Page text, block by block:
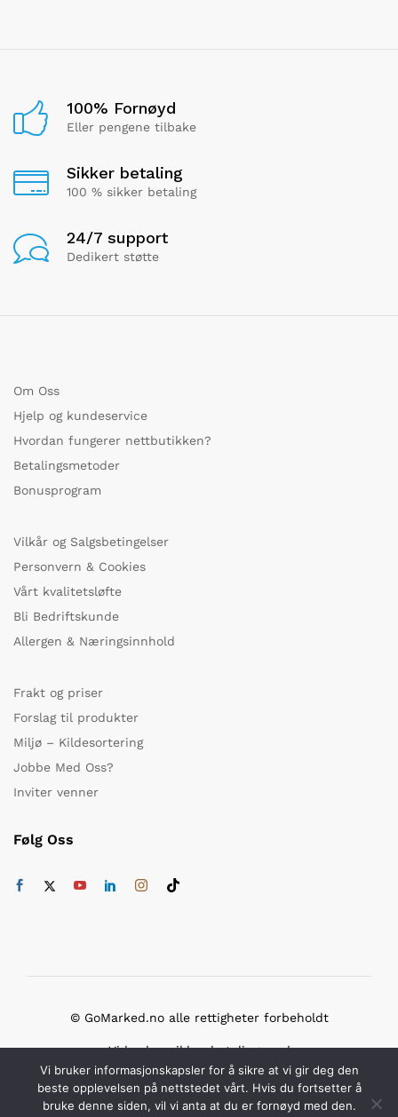
100% Fornøyd
Eller pengene tilbake
Sikker betaling
100 % sikker betaling
24/7 support
Dedikert støtte
Om Oss
Hjelp og kundeservice
Hvordan fungerer nettbutikken?
Betalingsmetoder
Bonusprogram
Vilkår og Salgsbetingelser
Personvern & Cookies
Vårt kvalitetsløfte
Bli Bedriftskunde
Allergen & Næringsinnhold
Frakt og priser
Forslag til produkter
Miljø – Kildesortering
Jobbe Med Oss?
Inviter venner
Følg Oss
© GoMarked.no alle rettigheter forbeholdt
Vi bruker sikker betaling med
Vi bruker informasjonskapsler for å sikre at vi gir deg den
beste opplevelsen på nettstedet vårt. Hvis du fortsetter å
bruke denne siden, vil vi anta at du er fornøyd med den.